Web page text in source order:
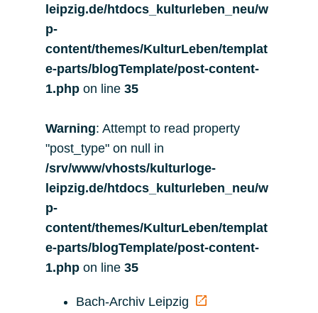
leipzig.de/htdocs_kulturleben_neu/w
p-
content/themes/KulturLeben/templat
e-parts/blogTemplate/post-content-
1.php on line 35
Warning: Attempt to read property
"post_type" on null in
/srv/www/vhosts/kulturloge-
leipzig.de/htdocs_kulturleben_neu/w
p-
content/themes/KulturLeben/templat
e-parts/blogTemplate/post-content-
1.php on line 35
Bach-Archiv Leipzig